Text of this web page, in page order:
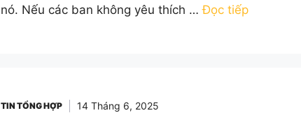
nó. Nếu các ban không yêu thích …Đọc tiếp
TIN TỔNG HỢP 14 Tháng 6, 2025